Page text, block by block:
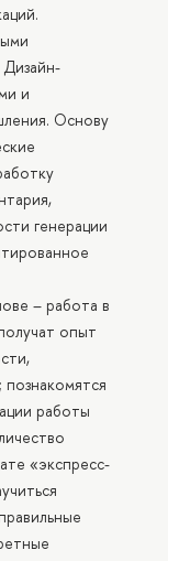
и
Основу
генерации
– работа в
опыт
работы
«экспресс-